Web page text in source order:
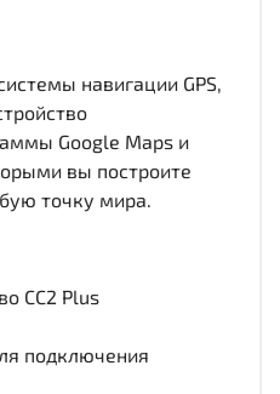
навигации GPS,
Google Maps и
вы построите
точку мира.
CC2 Plus
подключения